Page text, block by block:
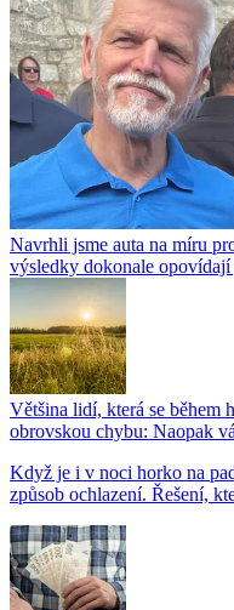
Navrhli jsme auta na míru
výsledky dokonale
Většina lidí, která se během
obrovskou chybu: Naopak
Když je i v noci horko na
způsob ochlazení. Řešení,